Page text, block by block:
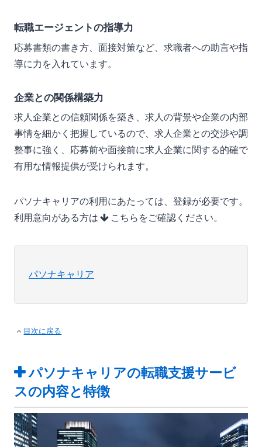
転職エージェントの指導力
応募書類の書き方、面接対策など、求職者への助言や指
導に力を入れています。
企業との関係構築力
求人企業との信頼関係を築き、求人の背景や企業の内部
事情を細かく把握しているので、求人企業との交渉や調
整事に強く、応募前や面接前に求人企業に関する的確で
有用な情報提供が受けられます。
パソナキャリアの利用にあたっては、登録が必要です。
利用意向がある方は
こちらをご確認ください。
パソナキャリア
目次に戻る
パソナキャリアの転職支援サービ
スの内容と特徴